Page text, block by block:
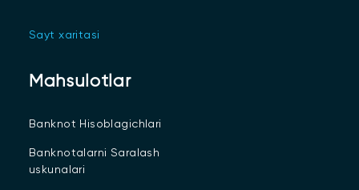
Sayt xaritasi
Mahsulotlar
Banknot Hisoblagichlari
Banknotalarni Saralash
uskunalari